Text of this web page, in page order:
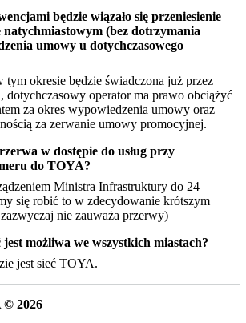
będzie wiązało się przeniesienie
(bez dotrzymania
umowy u dotychczasowego
tym okresie będzie świadczona już przez
dotychczasowy operator ma prawo obciążyć
za okres wypowiedzenia umowy oraz
za zerwanie umowy promocyjnej.
w dostępie do usług przy
do TOYA?
Ministra Infrastruktury do 24
się robić to w zdecydowanie krótszym
nie zauważa przerwy)
jest możliwa we wszystkich miastach?
jest sieć TOYA.
© 2026